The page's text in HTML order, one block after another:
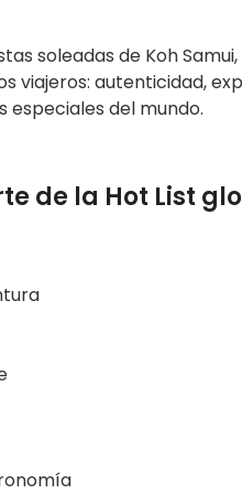
soleadas de Koh
autenticidad,
especiales del mundo.
de la Hot List